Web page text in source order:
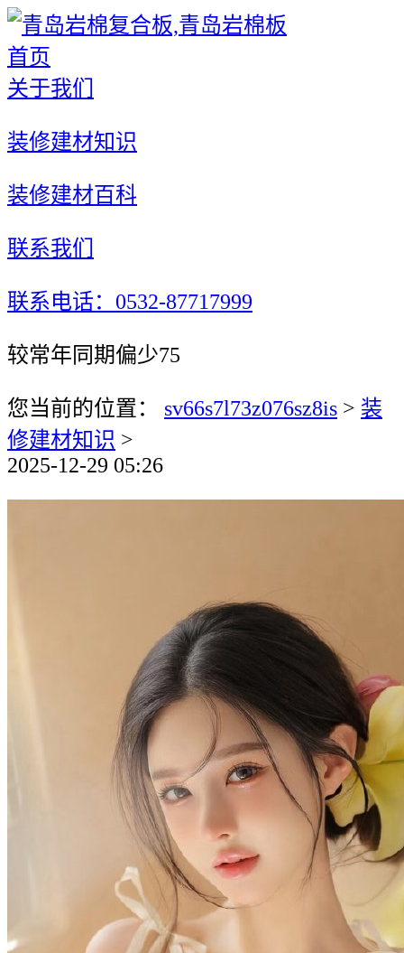
首页
关于我们
装修建材知识
装修建材百科
联系我们
联系电话：0532-87717999
较常年同期偏少75
您当前的位置： sv66s7l73z076sz8is > 装
修建材知识 >
2025-12-29 05:26